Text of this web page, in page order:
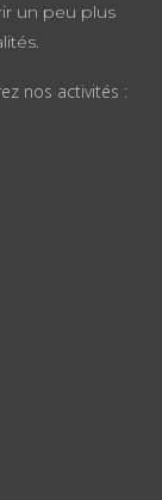
un peu plus
nos activités :